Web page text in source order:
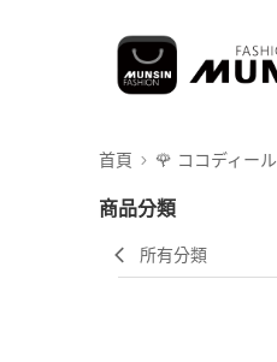
首頁 🌹 ココディール
商品分類
所有分類